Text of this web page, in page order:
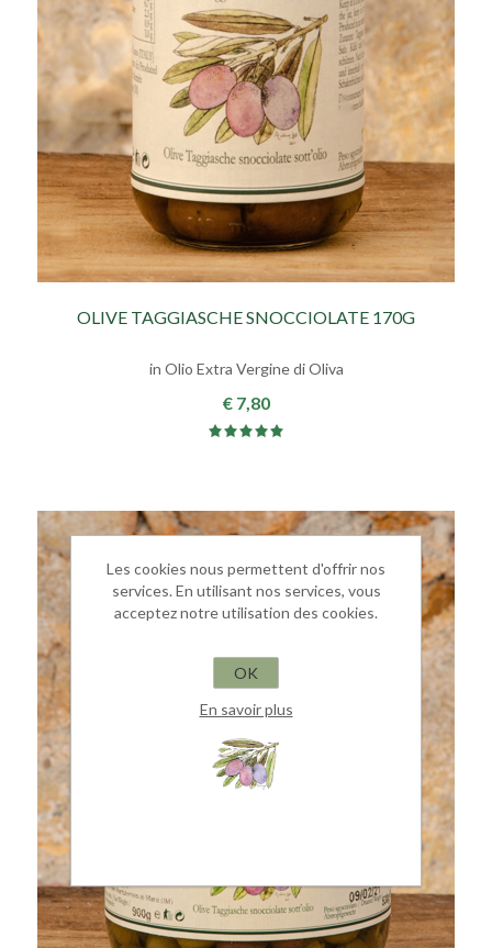
OLIVE TAGGIASCHE SNOCCIOLATE 170G
in Olio Extra Vergine di Oliva
€ 7,80
Les cookies nous permettent d'offrir nos
services. En utilisant nos services, vous
acceptez notre utilisation des cookies.
OK
En savoir plus